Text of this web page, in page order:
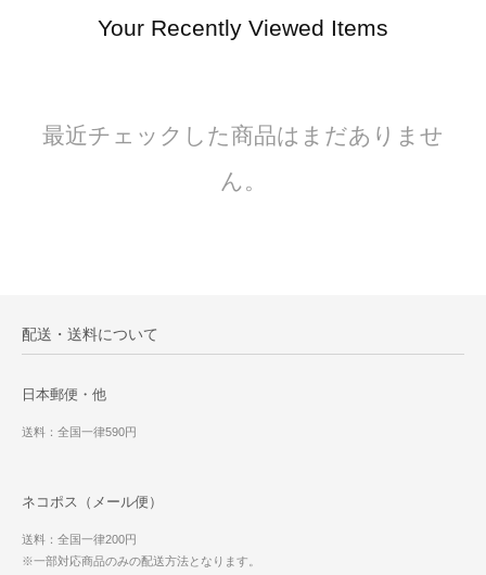
Your Recently Viewed Items
最近チェックした商品はまだありませ
ん。
配送・送料について
日本郵便・他
送料：全国一律590円
ネコポス（メール便）
送料：全国一律200円
※一部対応商品のみの配送方法となります。